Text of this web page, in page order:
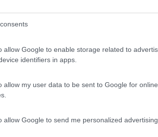
allow Google to enable storage related to
identifiers in apps.
allow my user data to be sent to Google for
allow Google to send me personalized advertising.
- Hochberg - 19.2km
Posizione